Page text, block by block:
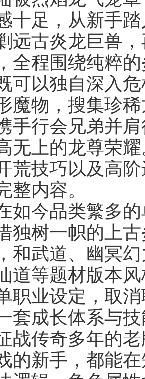
十足，从新手
远古炎龙巨兽
全程围绕纯粹
可以独自深入
魔物，搜集珍
手行会兄弟并
无上的龙尊荣
荒技巧以及高
整内容。
今品类繁多的
独树一帜的上
和武道、幽冥
道等题材版本
职业设定，取
套成长体系与
战传奇多年的
的新手，都能